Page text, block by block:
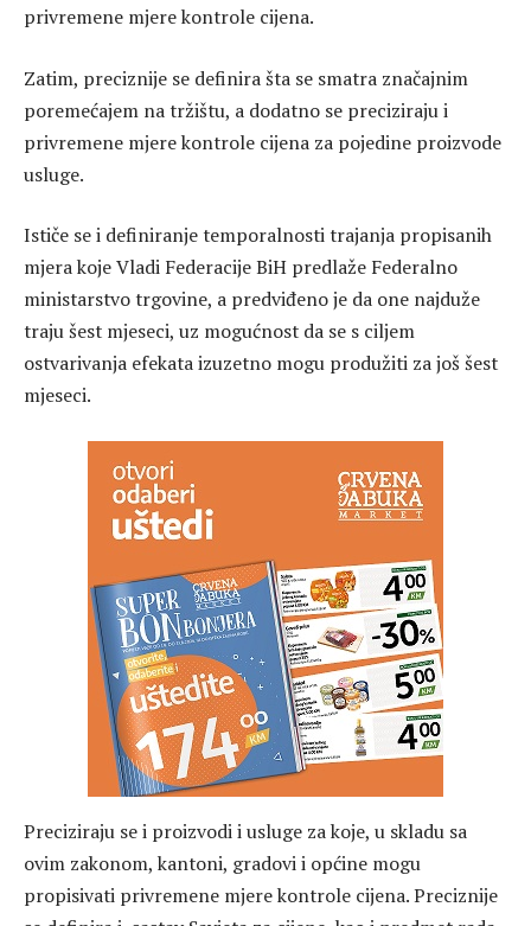
privremene mjere kontrole cijena.
Zatim, preciznije se definira šta se smatra značajnim
poremećajem na tržištu, a dodatno se preciziraju i
privremene mjere kontrole cijena za pojedine proizvode
usluge.
Ističe se i definiranje temporalnosti trajanja propisanih
mjera koje Vladi Federacije BiH predlaže Federalno
ministarstvo trgovine, a predviđeno je da one najduže
traju šest mjeseci, uz mogućnost da se s ciljem
ostvarivanja efekata izuzetno mogu produžiti za još šest
mjeseci.
Preciziraju se i proizvodi i usluge za koje, u skladu sa
ovim zakonom, kantoni, gradovi i općine mogu
propisivati privremene mjere kontrole cijena. Preciznije